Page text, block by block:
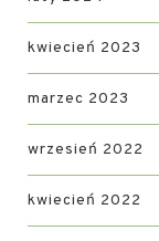
kwiecień 2023
marzec 2023
wrzesień 2022
kwiecień 2022